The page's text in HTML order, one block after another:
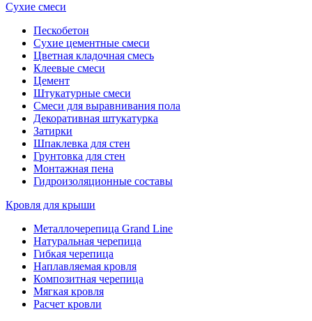
Сухие смеси
Пескобетон
Сухие цементные смеси
Цветная кладочная смесь
Клеевые смеси
Цемент
Штукатурные смеси
Смеси для выравнивания пола
Декоративная штукатурка
Затирки
Шпаклевка для стен
Грунтовка для стен
Монтажная пена
Гидроизоляционные составы
Кровля для крыши
Металлочерепица Grand Line
Натуральная черепица
Гибкая черепица
Наплавляемая кровля
Композитная черепица
Мягкая кровля
Расчет кровли